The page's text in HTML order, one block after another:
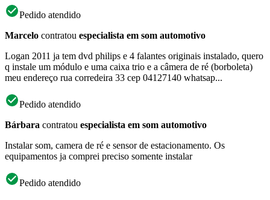
Pedido atendido
Marcelo contratou especialista em som automotivo
Logan 2011 ja tem dvd philips e 4 falantes originais instalado, quero
q instale um módulo e uma caixa trio e a câmera de ré (borboleta)
meu endereço rua corredeira 33 cep 04127140 whatsap...
Pedido atendido
Bárbara contratou especialista em som automotivo
Instalar som, camera de ré e sensor de estacionamento. Os
equipamentos ja comprei preciso somente instalar
Pedido atendido